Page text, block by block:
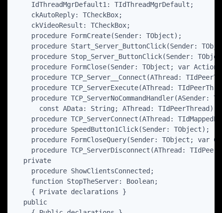
    IdThreadMgrDefault1: TIdThreadMgrDefault;
    ckAutoReply: TCheckBox;
    ckVideoResult: TCheckBox;
    procedure FormCreate(Sender: TObject);
procedure Start_Server_ButtonClick(Sender:
procedure Stop_Server_ButtonClick(Sender:
procedure FormClose(Sender: TObject; var
procedure TCP_Server__Connect(AThread:
procedure TCP_ServerExecute(AThread:
procedure TCP_ServerNoCommandHandler(ASender:
      const AData: String; AThread: TIdPeerThread);
procedure TCP_ServerConnect(AThread:
    procedure SpeedButton1Click(Sender: TObject);
procedure FormCloseQuery(Sender: TObject; var
procedure TCP_ServerDisconnect(AThread:
  private
    procedure ShowClientsConnected;
    function StopTheServer: Boolean;
    { Private declarations }
  public